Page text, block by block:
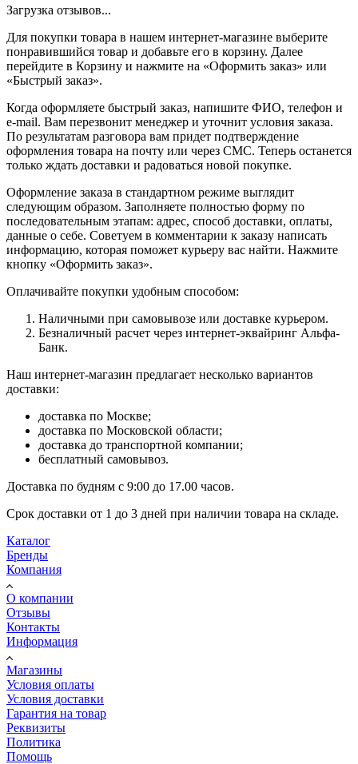
Загрузка отзывов...
Для покупки товара в нашем интернет-магазине выберите
понравившийся товар и добавьте его в корзину. Далее
перейдите в Корзину и нажмите на «Оформить заказ» или
«Быстрый заказ».
Когда оформляете быстрый заказ, напишите ФИО, телефон и
e-mail. Вам перезвонит менеджер и уточнит условия заказа.
По результатам разговора вам придет подтверждение
оформления товара на почту или через СМС. Теперь останется
только ждать доставки и радоваться новой покупке.
Оформление заказа в стандартном режиме выглядит
следующим образом. Заполняете полностью форму по
последовательным этапам: адрес, способ доставки, оплаты,
данные о себе. Советуем в комментарии к заказу написать
информацию, которая поможет курьеру вас найти. Нажмите
кнопку «Оформить заказ».
Оплачивайте покупки удобным способом:
Наличными при самовывозе или доставке курьером.
Безналичный расчет через интернет-эквайринг Альфа-
Банк.
Наш интернет-магазин предлагает несколько вариантов
доставки:
доставка по Москве;
доставка по Московской области;
доставка до транспортной компании;
бесплатный самовывоз.
Доставка по будням с 9:00 до 17.00 часов.
Срок доставки от 1 до 3 дней при наличии товара на складе.
Каталог
Бренды
Компания
О компании
Отзывы
Контакты
Информация
Магазины
Условия оплаты
Условия доставки
Гарантия на товар
Реквизиты
Политика
Помощь